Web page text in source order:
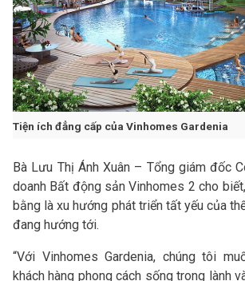
Tiện ích đẳng cấp của Vinhomes Gardenia
Bà Lưu Thị Ánh Xuân – Tổng giám đốc
doanh Bất động sản Vinhomes 2 cho
bằng là xu hướng phát triển tất yếu của
đang hướng tới.
“Với Vinhomes Gardenia, chúng tôi
khách hàng phong cách sống trong lành